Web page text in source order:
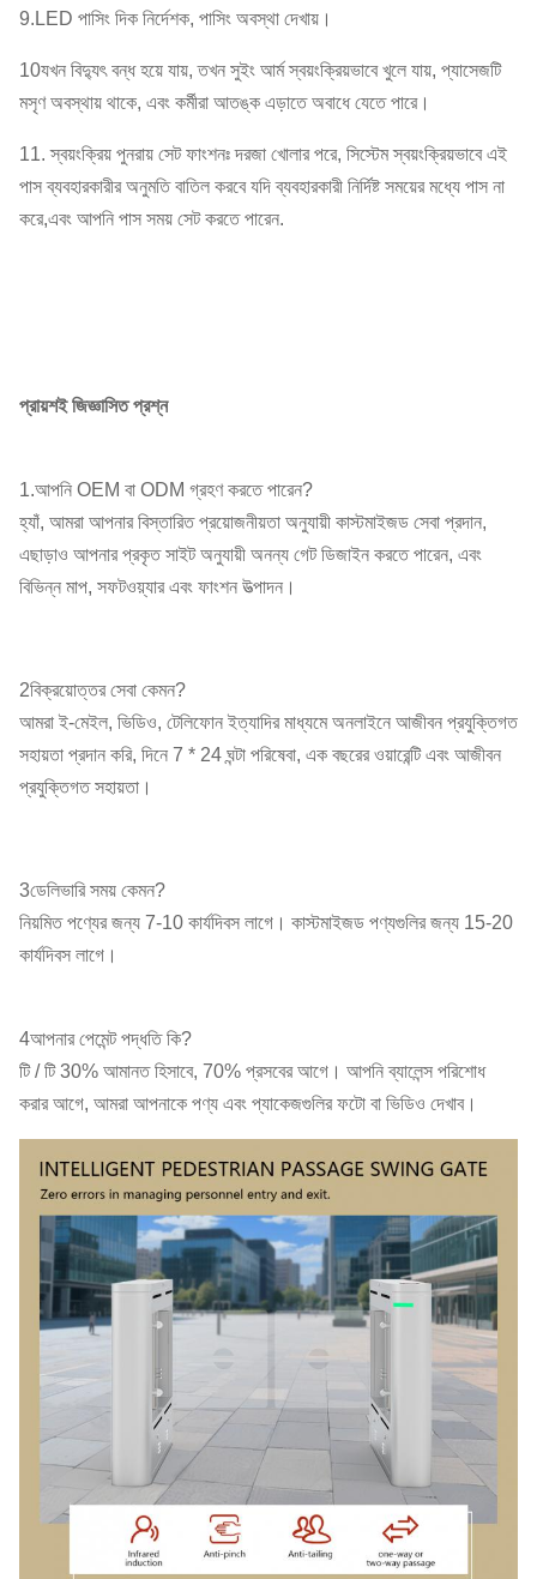
9.LED পাসিং দিক নির্দেশক, পাসিং অবস্থা দেখায়।
10যখন বিদ্যুৎ বন্ধ হয়ে যায়, তখন সুইং আর্ম স্বয়ংক্রিয়ভাবে খুলে যায়, প্যাসেজটি
মসৃণ অবস্থায় থাকে, এবং কর্মীরা আতঙ্ক এড়াতে অবাধে যেতে পারে।
11. স্বয়ংক্রিয় পুনরায় সেট ফাংশনঃ দরজা খোলার পরে, সিস্টেম স্বয়ংক্রিয়ভাবে এই
পাস ব্যবহারকারীর অনুমতি বাতিল করবে যদি ব্যবহারকারী নির্দিষ্ট সময়ের মধ্যে পাস না
করে,এবং আপনি পাস সময় সেট করতে পারেন.
প্রায়শই জিজ্ঞাসিত প্রশ্ন
1.আপনি OEM বা ODM গ্রহণ করতে পারেন?
হ্যাঁ, আমরা আপনার বিস্তারিত প্রয়োজনীয়তা অনুযায়ী কাস্টমাইজড সেবা প্রদান,
এছাড়াও আপনার প্রকৃত সাইট অনুযায়ী অনন্য গেট ডিজাইন করতে পারেন, এবং
বিভিন্ন মাপ, সফটওয়্যার এবং ফাংশন উত্পাদন।
2বিক্রয়োত্তর সেবা কেমন?
আমরা ই-মেইল, ভিডিও, টেলিফোন ইত্যাদির মাধ্যমে অনলাইনে আজীবন প্রযুক্তিগত
সহায়তা প্রদান করি, দিনে 7 * 24 ঘন্টা পরিষেবা, এক বছরের ওয়ারেন্টি এবং আজীবন
প্রযুক্তিগত সহায়তা।
3ডেলিভারি সময় কেমন?
নিয়মিত পণ্যের জন্য 7-10 কার্যদিবস লাগে। কাস্টমাইজড পণ্যগুলির জন্য 15-20
কার্যদিবস লাগে।
4আপনার পেমেন্ট পদ্ধতি কি?
টি / টি 30% আমানত হিসাবে, 70% প্রসবের আগে। আপনি ব্যালেন্স পরিশোধ
করার আগে, আমরা আপনাকে পণ্য এবং প্যাকেজগুলির ফটো বা ভিডিও দেখাব।